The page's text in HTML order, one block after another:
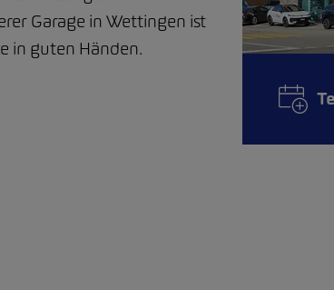
Garage in Wettingen ist
in guten Händen.